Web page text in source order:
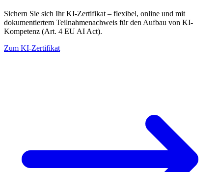
Sichern Sie sich Ihr KI-Zertifikat – flexibel, online und mit
dokumentiertem Teilnahmenachweis für den Aufbau von KI-
Kompetenz (Art. 4 EU AI Act).
Zum KI-Zertifikat